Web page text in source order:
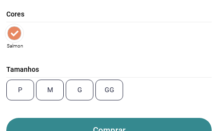
Cores
Salmon
Tamanhos
P M G GG